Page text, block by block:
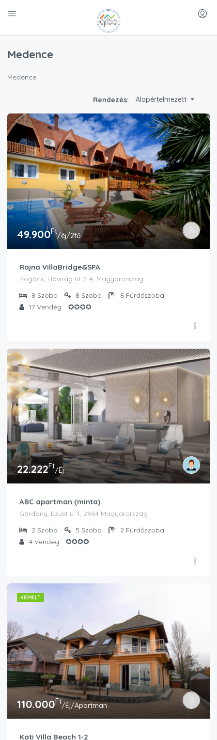
Medence
Medence
Rendezés: Alapértelmezett
49.900Ft/éj/2fő
Rajna VillaBridge&SPA
Bogács, Hóvirág út 2-4, Magyarország
8 Szoba 8 Szoba 8 Fürdőszoba
17 Vendég ✪✪✪✪
22.222Ft/Éj
ABC apartman (minta)
Gárdony, Ezüst u. 1, 2484 Magyarország
2 Szoba 5 Szoba 2 Fürdőszoba
4 Vendég ✪✪✪✪
KIEMELT
110.000Ft/Éj/Apartman
Kati Villa Beach 1-2